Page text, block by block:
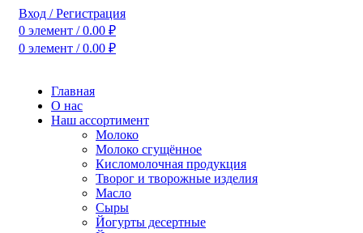
Вход / Регистрация
0 элемент / 0.00 ₽
0 элемент / 0.00 ₽
Главная
О нас
Наш ассортимент
Молоко
Молоко сгущённое
Кисломолочная продукция
Творог и творожные изделия
Масло
Сыры
Йогурты десертные